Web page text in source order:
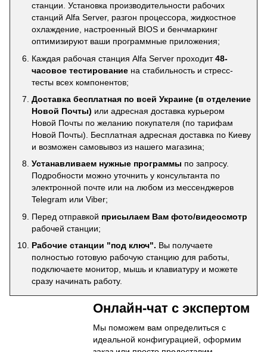
станции. Установка производительности рабочих
станций Alfa Server, разгон процессора, жидкостное
охлаждение, настроенный BIOS и бенчмаркинг
оптимизируют ваши программные приложения;
Каждая рабочая станция Alfa Server проходит48-
часовое тестирование на стабильность и стресс-
тесты всех компонентов;
Доставка бесплатная по всей Украине (в отделение
Новой Почты) или адресная доставка курьером
Новой Почты по желанию покупателя (по тарифам
Новой Почты). Бесплатная адресная доставка по Киеву
и возможен самовывоз из нашего магазина;
Устанавливаем нужные программы по запросу.
Подробности можно уточнить у консультанта по
электронной почте или на любом из мессенджеров
Telegram или Viber;
Перед отправкой присылаем Вам фото/видеосмотр
рабочей станции;
Рабочие станции "под ключ". Вы получаете
полностью готовую рабочую станцию для работы,
подключаете монитор, мышь и клавиатуру и можете
сразу начинать работу.
Онлайн-чат с экспертом
Мы поможем вам определиться с
идеальной конфигурацией, оформим